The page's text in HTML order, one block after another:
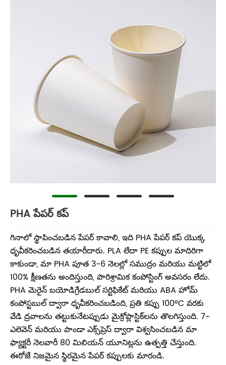
PHA పేపర్ కప్
గినాలో స్థాపించబడిన పేపర్ కావాలి, ఇది PHA పేపర్ కప్ యొక్క
ధృవీకరించబడిన తయారీదారు. PLA లేదా PE కప్పుల మాదిరిగా
కాకుండా, మా PHA పూత 3-6 నెలల్లో సముద్రం మరియు మట్టిలో
100% క్షీణతను అందిస్తుంది, పారిశ్రామిక కంపోస్టింగ్ అవసరం లేదు.
PHA మెరైన్ బయోడిగ్రేడబుల్ సర్టిఫికేట్ మరియు ABA హోమ్
కంపోస్టబుల్ ద్వారా ధృవీకరించబడింది, ప్రతి కప్పు 100°C వరకు
వేడి ద్రవాలను తట్టుకునేటప్పుడు మైక్రోప్లాస్టిక్‌లను తొలగిస్తుంది. 7-
ఎలెవెన్ మరియు పాండా ఎక్స్‌ప్రెస్ ద్వారా విశ్వసించబడిన మా
ఫ్యాక్టరీ నెలవారీ 80 మిలియన్ యూనిట్లను ఉత్పత్తి చేస్తుంది.
ఈరోజే నిజమైన స్థిరమైన పేపర్ కప్పులకు మారండి.